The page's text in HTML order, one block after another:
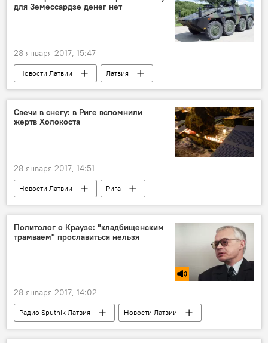
для Земессардзе денег нет
28 января 2017, 15:47
Новости Латвии
Латвия
Раймондс Вейонис
Земессардзе
Старая техника по новым ценам: как вооружается Латвия
Каспарс Галкин
Свечи в снегу: в Риге вспомнили
жертв Холокоста
28 января 2017, 14:51
Новости Латвии
Рига
Иосиф Корен
Холокост
Политолог о Краузе: "кладбищенским
трамваем" прославиться нельзя
28 января 2017, 14:02
Радио Sputnik Латвия
Новости Латвии
Рига
Армандс Краузе